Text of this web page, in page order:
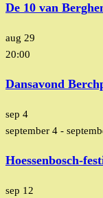
De 10 van
aug 29
20:00
Dansavond
sep 4
september 4 -
Hoessenbosch-
sep 12